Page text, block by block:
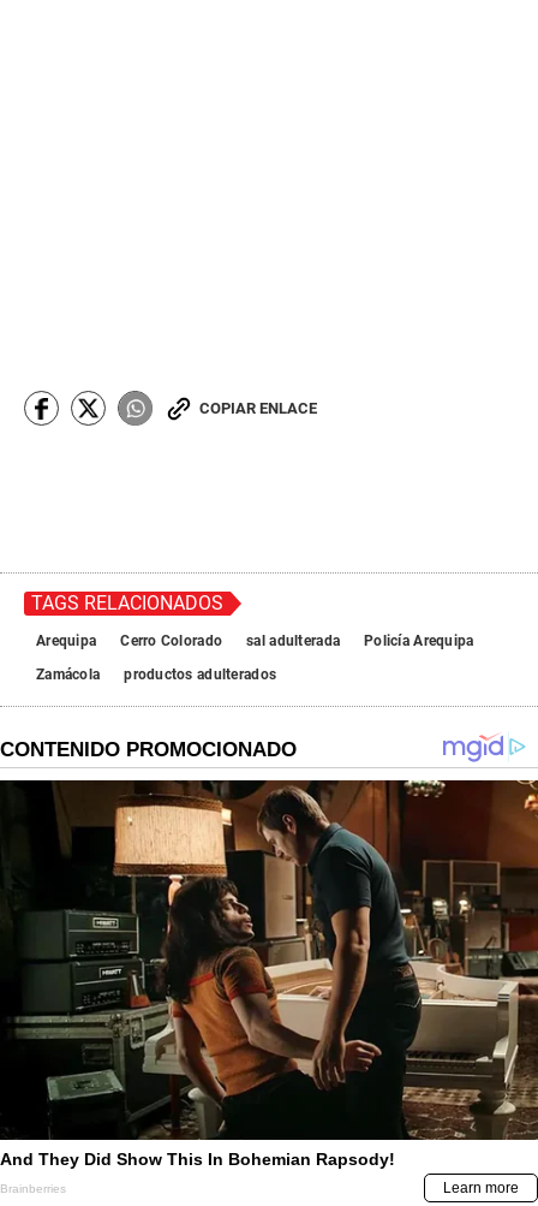
COPIAR ENLACE
TAGS RELACIONADOS
Arequipa Cerro Colorado sal adulterada
Policía Arequipa
Zamácola
productos adulterados